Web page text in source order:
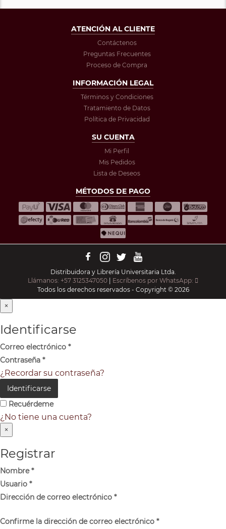
ATENCIÓN AL CLIENTE
Contáctenos
Preguntas Frecuentes
Proceso de Compra
INFORMACIÓN LEGAL
Términos y Condiciones
Tratamiento de Datos
Política de Privacidad
SU CUENTA
Mi Perfil
Mis Pedidos
Lista de Deseos
MÉTODOS DE PAGO
Distribuidora y Librería Universitaria Ltda.
Llámanos: +57 3125347050
Escríbenos por WhatsApp:
Todos los derechos reservados - Copyright © 2026
×
Identificarse
Correo electrónico *
Contraseña *
¿Recordar su contraseña?
Identificarse
Recuérdeme
¿No tiene una cuenta?
×
Registrar
Nombre*
Usuario *
Dirección de correo electrónico *
Confirme la dirección de correo electrónico *